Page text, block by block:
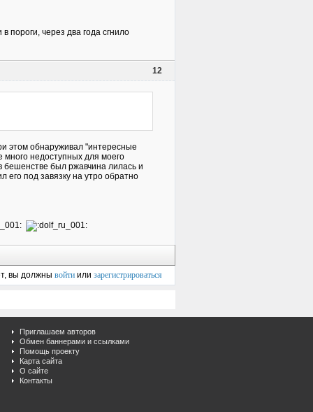
пороги, через два года сгнило
12
этом обнаруживал "интересные
много недоступных для моего
бешенстве был ржавчина лилась и
его под завязку на утро обратно
вы должны войтиили зарегистрироваться
Приглашаем авторов
Обмен баннерами и ссылками
Помощь проекту
Карта сайта
О сайте
Контакты